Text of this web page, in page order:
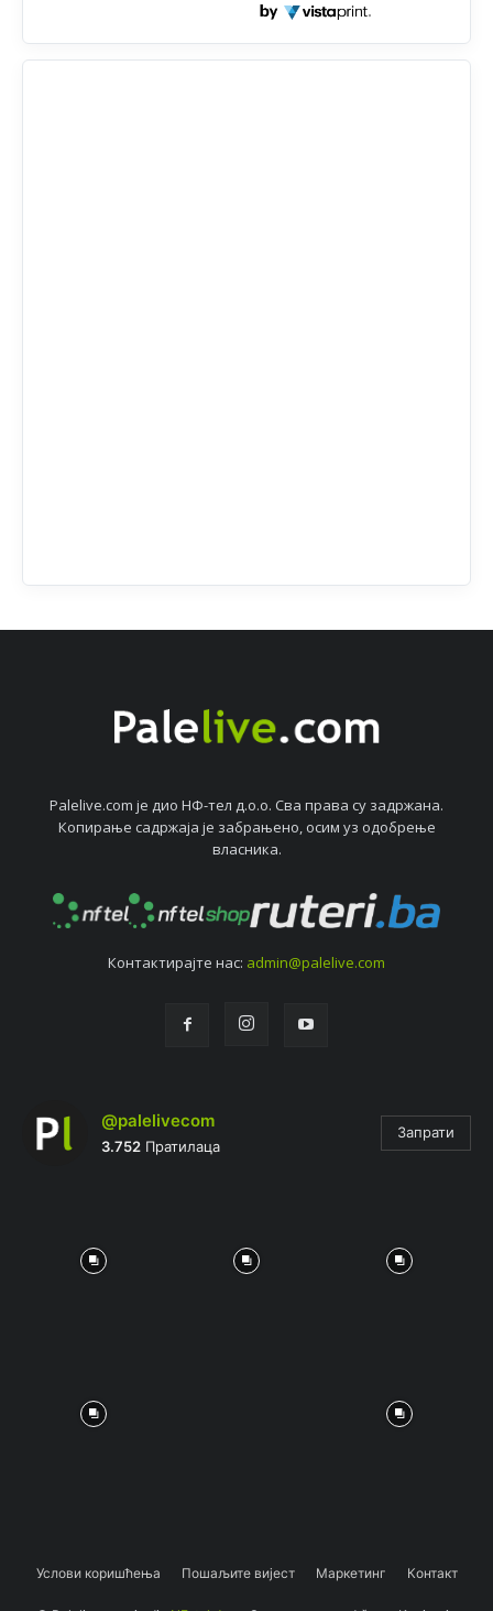
Palelive.com јe дио НФ-тeл д.о.о. Сва права су задржана.
Копирањe садржаја јe забрањeно, осим уз одобрeњe
власника.
Контактирајтe нас: admin@palelive.com
@palelivecom
3.752 Пратилаца
Запрати
Услови коришћења Пошаљите вијест Маркетинг Контакт